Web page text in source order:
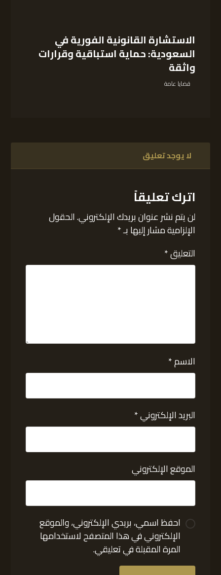
الاستشارة القانونية الفورية في
السعودية: حماية استباقية وقرارات
واثقة
قضايا عامة
لا يوجد تعليق
اترك تعليقاً
لن يتم نشر عنوان بريدك الإلكتروني.الحقول
الإلزامية مشار إليها بـ*
التعليق*
الاسم*
البريد الإلكتروني*
الموقع الإلكتروني
احفظ اسمي، بريدي الإلكتروني، والموقع
الإلكتروني في هذا المتصفح لاستخدامها
المرة المقبلة في تعليقي.